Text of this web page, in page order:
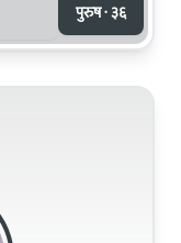
पुरुष · ३६